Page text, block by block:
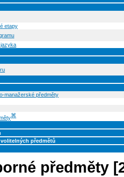
etapy
manažerské předměty
⌘
předmětů
předměty